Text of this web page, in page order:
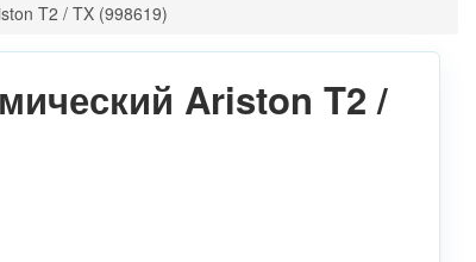
T2 / TX (998619)
Ariston T2 /